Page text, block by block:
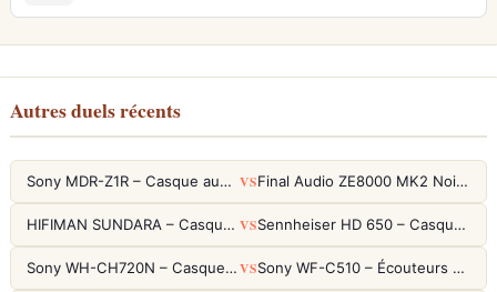
Autres duels récents
Sony MDR-Z1R – Casque audiophile fermé haute résolution VS Final Audio ZE8000 MK2 Noir – Écouteurs True Wireless audiophiles 8K Sound
HIFIMAN SUNDARA – Casque Planar Magnetic Ouvert Over-Ear Audiophile VS Sennheiser HD 650 – Casque audiophile ouvert pour l'écoute analytique
Sony WH-CH720N – Casque ANC 35h, Ultra-léger (192g) avec Processeur V1 VS Sony WF-C510 – Écouteurs True Wireless compacts, autonomie 22h et multipoint